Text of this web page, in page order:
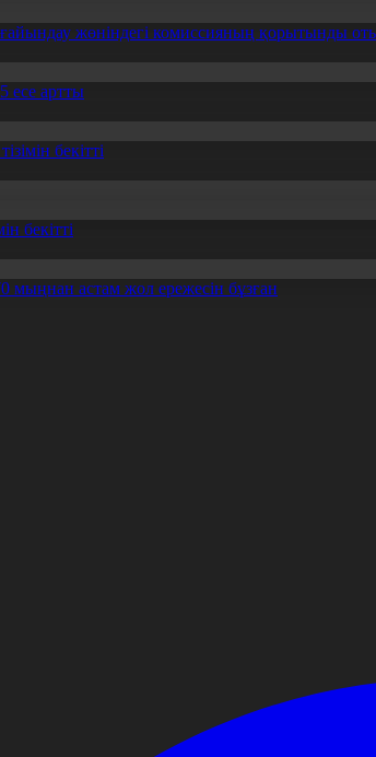
жөніндегі комиссияның қорытынды
есе артты
бекітті
бекітті
мыңнан астам жол ережесін бұзған